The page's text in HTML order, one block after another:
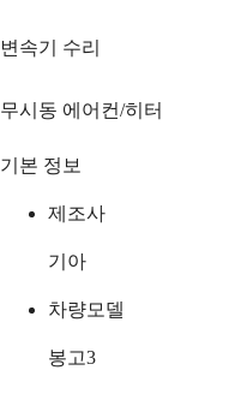
변속기 수리
무시동 에어컨/히터
기본 정보
제조사
기아
차량모델
봉고3